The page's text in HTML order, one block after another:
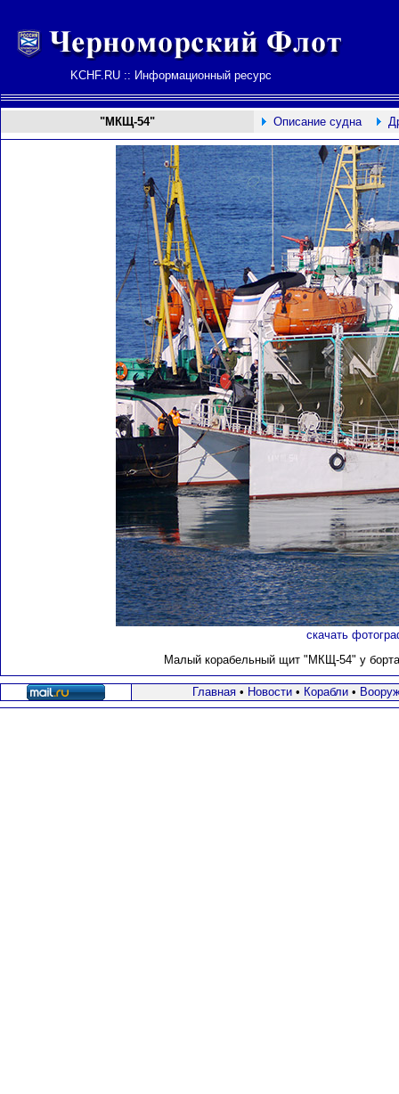
KCHF.RU :: Информационный ресурс
"МКЩ-54" Описание судна
скачать
Малый корабельный щит "МКЩ-54" у борта
Главная• Новости• Корабли•